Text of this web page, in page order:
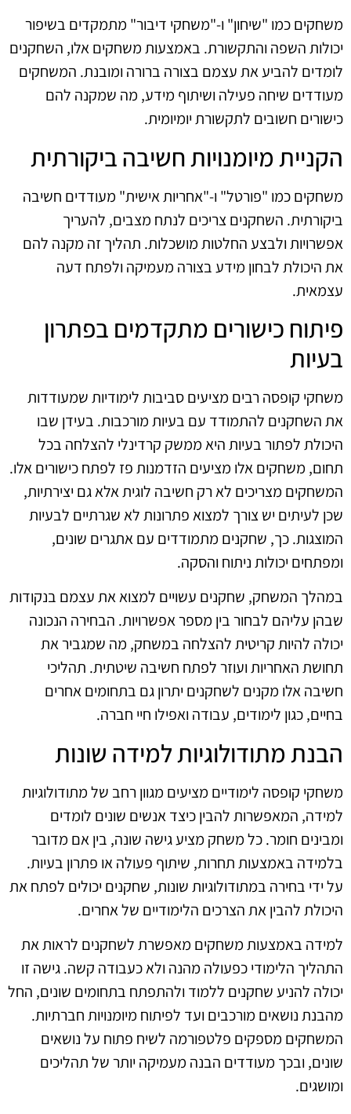
משחקים כמו "שיחון" ו-"משחקי דיבור" מתמקדים בשיפור
יכולות השפה והתקשורת. באמצעות משחקים אלו, השחקנים
לומדים להביע את עצמם בצורה ברורה ומובנת. המשחקים
מעודדים שיחה פעילה ושיתוף מידע, מה שמקנה להם
כישורים חשובים לתקשורת יומיומית.
הקניית מיומנויות חשיבה ביקורתית
משחקים כמו "פורטל" ו-"אחריות אישית" מעודדים חשיבה
ביקורתית. השחקנים צריכים לנתח מצבים, להעריך
אפשרויות ולבצע החלטות מושכלות. תהליך זה מקנה להם
את היכולת לבחון מידע בצורה מעמיקה ולפתח דעה
עצמאית.
פיתוח כישורים מתקדמים בפתרון
בעיות
משחקי קופסה רבים מציעים סביבות לימודיות שמעודדות
את השחקנים להתמודד עם בעיות מורכבות. בעידן שבו
היכולת לפתור בעיות היא ממשק קרדינלי להצלחה בכל
תחום, משחקים אלו מציעים הזדמנות פז לפתח כישורים אלו.
המשחקים מצריכים לא רק חשיבה לוגית אלא גם יצירתיות,
שכן לעיתים יש צורך למצוא פתרונות לא שגרתיים לבעיות
המוצגות. כך, שחקנים מתמודדים עם אתגרים שונים,
ומפתחים יכולות ניתוח והסקה.
במהלך המשחק, שחקנים עשויים למצוא את עצמם בנקודות
שבהן עליהם לבחור בין מספר אפשרויות. הבחירה הנכונה
יכולה להיות קריטית להצלחה במשחק, מה שמגביר את
תחושת האחריות ועוזר לפתח חשיבה שיטתית. תהליכי
חשיבה אלו מקנים לשחקנים יתרון גם בתחומים אחרים
בחיים, כגון לימודים, עבודה ואפילו חיי חברה.
הבנת מתודולוגיות למידה שונות
משחקי קופסה לימודיים מציעים מגוון רחב של מתודולוגיות
למידה, המאפשרות להבין כיצד אנשים שונים לומדים
ומבינים חומר. כל משחק מציע גישה שונה, בין אם מדובר
בלמידה באמצעות תחרות, שיתוף פעולה או פתרון בעיות.
על ידי בחירה במתודולוגיות שונות, שחקנים יכולים לפתח את
היכולת להבין את הצרכים הלימודיים של אחרים.
למידה באמצעות משחקים מאפשרת לשחקנים לראות את
התהליך הלימודי כפעולה מהנה ולא כעבודה קשה. גישה זו
יכולה להניע שחקנים ללמוד ולהתפתח בתחומים שונים, החל
מהבנת נושאים מורכבים ועד לפיתוח מיומנויות חברתיות.
המשחקים מספקים פלטפורמה לשיח פתוח על נושאים
שונים, ובכך מעודדים הבנה מעמיקה יותר של תהליכים
ומושגים.